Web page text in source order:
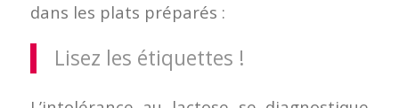
dans les plats préparés :
Lisez les étiquettes !